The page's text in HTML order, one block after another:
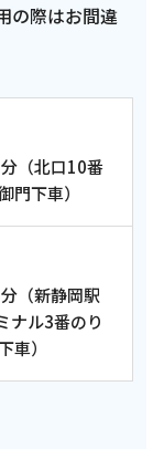
の際はお間違
（北口10番
門下車）
（新静岡駅
ナル3番のり
車）